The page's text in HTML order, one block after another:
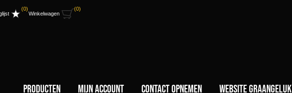
(0)
Winkelwagen
(0)
Producten Mijn account Contact opnemen Website GraanGeluk